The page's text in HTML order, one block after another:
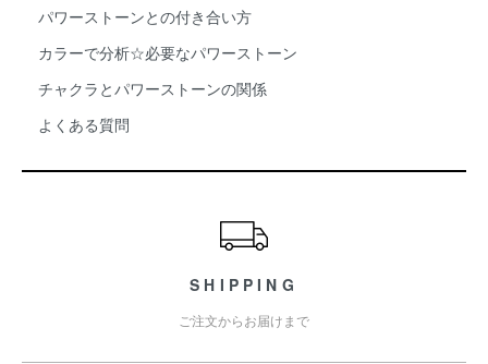
パワーストーンとの付き合い方
カラーで分析☆必要なパワーストーン
チャクラとパワーストーンの関係
よくある質問
SHIPPING
ご注文からお届けまで